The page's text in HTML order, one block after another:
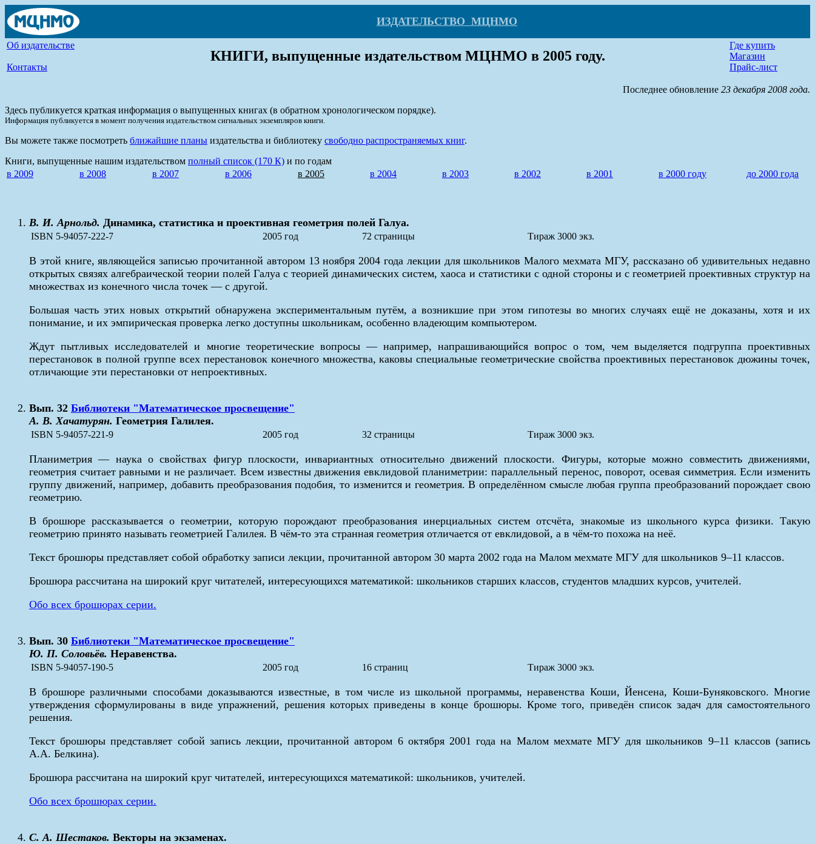
ИЗДАТЕЛЬСТВО МЦНМО
Об издательстве
Контакты
КНИГИ, выпущенные издательством МЦНМО в 2005 году.
Где купить
Магазин
Прайс-лист
Последнее обновление 23 декабря 2008 года.
Здесь публикуется краткая информация о выпущенных книгах (в обратном хронологическом порядке).
Информация публикуется в момент получения издательством сигнальных экземпляров книги.
Вы можете также посмотреть ближайшие планы издательства и библиотеку свободно распространяемых книг.
Книги, выпущенные нашим издательством полный список (170 К) и по годам
в 2009
в 2008 в 2007 в 2006 в 2005 в 2004 в 2003 в 2002 в 2001 в 2000 году до 2000 года
В. И. Арнольд. Динамика, статистика и проективная геометрия полей Галуа.
ISBN 5-94057-222-7 2005 год 72 страницы Тираж 3000 экз.
В этой книге, являющейся записью прочитанной автором 13 ноября 2004 года лекции для школьников Малого мехмата МГУ, рассказано об удивительных недавно
открытых связях алгебраической теории полей Галуа с теорией динамических систем, хаоса и статистики с одной стороны и с геометрией проективных структур на
множествах из конечного числа точек — с другой.
Большая часть этих новых открытий обнаружена экспериментальным путём, а возникшие при этом гипотезы во многих случаях ещё не доказаны, хотя и их
понимание, и их эмпирическая проверка легко доступны школьникам, особенно владеющим компьютером.
Ждут пытливых исследователей и многие теоретические вопросы — например, напрашивающийся вопрос о том, чем выделяется подгруппа проективных
перестановок в полной группе всех перестановок конечного множества, каковы специальные геометрические свойства проективных перестановок дюжины точек,
отличающие эти перестановки от непроективных.
Вып. 32 Библиотеки "Математическое просвещение"
А. В. Хачатурян. Геометрия Галилея.
ISBN 5-94057-221-9 2005 год 32 страницы Тираж 3000 экз.
Планиметрия — наука о свойствах фигур плоскости, инвариантных относительно движений плоскости. Фигуры, которые можно совместить движениями,
геометрия считает равными и не различает. Всем известны движения евклидовой планиметрии: параллельный перенос, поворот, осевая симметрия. Если изменить
группу движений, например, добавить преобразования подобия, то изменится и геометрия. В определённом смысле любая группа преобразований порождает свою
геометрию.
В брошюре рассказывается о геометрии, которую порождают преобразования инерциальных систем отсчёта, знакомые из школьного курса физики. Такую
геометрию принято называть геометрией Галилея. В чём-то эта странная геометрия отличается от евклидовой, а в чём-то похожа на неё.
Текст брошюры представляет собой обработку записи лекции, прочитанной автором 30 марта 2002 года на Малом мехмате МГУ для школьников 9–11 классов.
Брошюра рассчитана на широкий круг читателей, интересующихся математикой: школьников старших классов, студентов младших курсов, учителей.
Обо всех брошюрах серии.
Вып. 30 Библиотеки "Математическое просвещение"
Ю. П. Соловьёв. Неравенства.
ISBN 5-94057-190-5 2005 год 16 страниц Тираж 3000 экз.
В брошюре различными способами доказываются известные, в том числе из школьной программы, неравенства Коши, Йенсена, Коши-Буняковского. Многие
утверждения сформулированы в виде упражнений, решения которых приведены в конце брошюры. Кроме того, приведён список задач для самостоятельного
решения.
Текст брошюры представляет собой запись лекции, прочитанной автором 6 октября 2001 года на Малом мехмате МГУ для школьников 9–11 классов (запись
А.А. Белкина).
Брошюра рассчитана на широкий круг читателей, интересующихся математикой: школьников, учителей.
Обо всех брошюрах серии.
С. А. Шестаков. Векторы на экзаменах.